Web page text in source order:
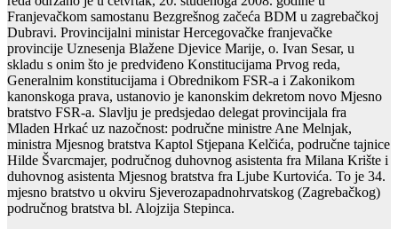
Franjevačkom samostanu Bezgrešnog začeća BDM u zagrebačkoj
Dubravi. Provincijalni ministar Hercegovačke franjevačke
provincije Uznesenja Blažene Djevice Marije, o. Ivan Sesar, u
skladu s onim što je predviđeno Konstitucijama Prvog reda,
Generalnim konstitucijama i Obrednikom FSR-a i Zakonikom
kanonskoga prava, ustanovio je kanonskim dekretom novo Mjesno
bratstvo FSR-a. Slavlju je predsjedao delegat provincijala fra
Mladen Hrkać uz nazočnost: područne ministre Ane Melnjak,
ministra Mjesnog bratstva Kaptol Stjepana Kelčića, područne tajnice
Hilde Švarcmajer, područnog duhovnog asistenta fra Milana Krište i
duhovnog asistenta Mjesnog bratstva fra Ljube Kurtovića. To je 34.
mjesno bratstvo u okviru Sjeverozapadnohrvatskog (Zagrebačkog)
područnog bratstva bl. Alojzija Stepinca.